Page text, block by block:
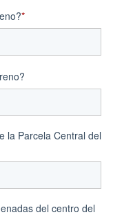
*
la Parcela Central del
del centro del